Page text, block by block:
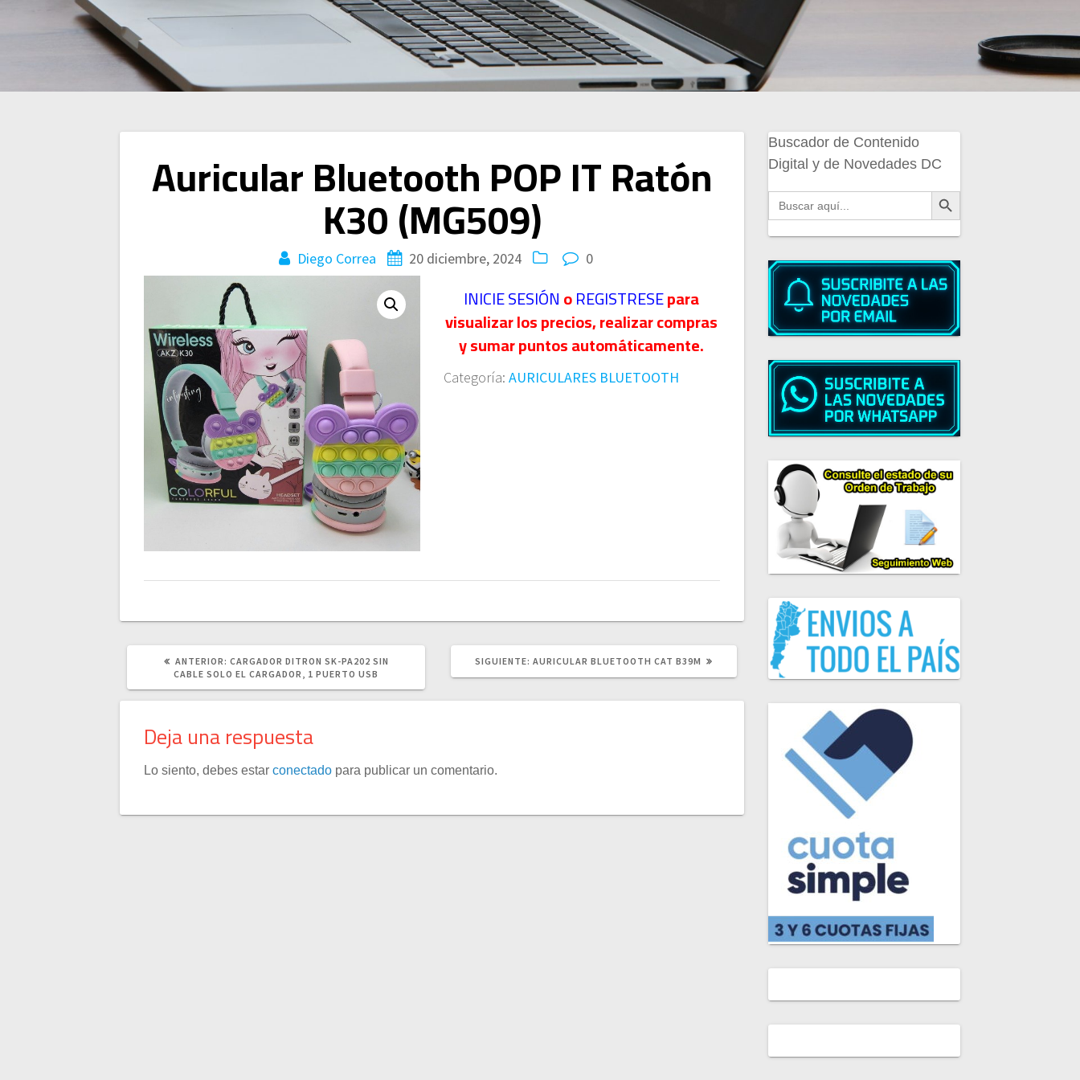
Auricular Bluetooth POP IT Ratón
K30 (MG509)
Diego Correa 20 diciembre, 2024 0
INICIE SESIÓNoREGISTRESEpara
visualizar los precios, realizar compras
y sumar puntos automáticamente.
Categoría: AURICULARES BLUETOOTH
Navegación
entradas
ANTERIOR: POST
ANTERIOR:
CARGADOR DITRON SK-PA202 SIN
CABLE SOLO EL CARGADOR, 1 PUERTO USB
SIGUIENTE: SIGUIENTE
AURICULAR BLUETOOTH CAT B39M
Deja una respuesta
Lo siento, debes estarconectado para publicar un comentario.
Buscador de Contenido
Digital y de Novedades DC
Buscar: Botón de búsqueda